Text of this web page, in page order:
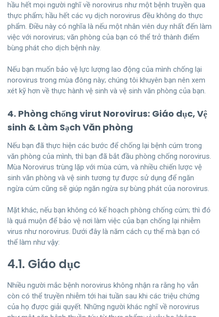
hầu hết mọi người nghĩ về norovirus như một bệnh truyền qua
thực phẩm; hầu hết các vụ dịch norovirus đều không do thực
phẩm. Điều này có nghĩa là nếu một nhân viên duy nhất đến làm
việc với norovirus; văn phòng của bạn có thể trở thành điểm
bùng phát cho dịch bệnh này.
Nếu bạn muốn bảo vệ lực lượng lao động của mình chống lại
norovirus trong mùa đông này; chúng tôi khuyên bạn nên xem
xét kỹ hơn về thực hành vệ sinh và vệ sinh văn phòng của bạn.
4. Phòng chống virut Norovirus: Giáo dục, Vệ
sinh & Làm Sạch Văn phòng
Nếu bạn đã thực hiện các bước để chống lại bệnh cúm trong
văn phòng của mình, thì bạn đã bắt đầu phòng chống norovirus.
Mùa Norovirus trùng lặp với mùa cúm, và nhiều chiến lược vệ
sinh văn phòng và vệ sinh tương tự được sử dụng để ngăn
ngừa cúm cũng sẽ giúp ngăn ngừa sự bùng phát của norovirus.
Mặt khác, nếu bạn không có kế hoạch phòng chống cúm; thì đó
là quá muộn để bảo vệ nơi làm việc của bạn chống lại nhiễm
virus như norovirus. Dưới đây là năm cách cụ thể mà bạn có
thể làm như vậy:
4.1. Giáo dục
Nhiều người mắc bệnh norovirus không nhận ra rằng họ vẫn
còn có thể truyền nhiễm tới hai tuần sau khi các triệu chứng
của họ được giải quyết. Những người khác nghĩ về norovirus